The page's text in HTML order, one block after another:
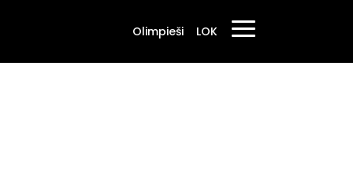
Olimpieši LOK